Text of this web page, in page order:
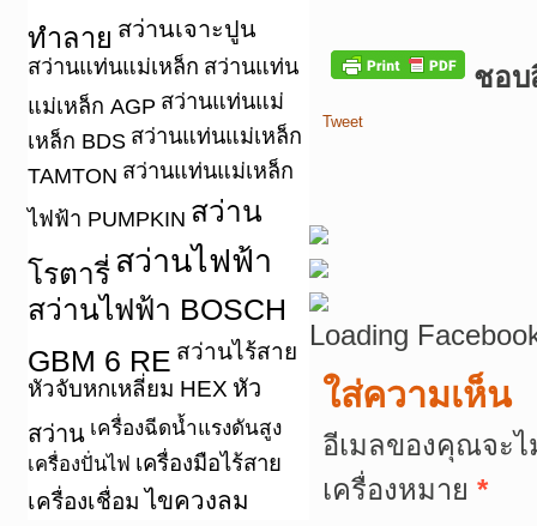
ทำลาย สว่านเจาะปูน
สว่านแท่นแม่เหล็ก สว่านแท่น
แม่เหล็ก AGP สว่านแท่นแม่
เหล็ก BDS สว่านแท่นแม่เหล็ก
TAMTON สว่านแท่นแม่เหล็ก
ไฟฟ้า PUMPKIN สว่าน
โรตารี่ สว่านไฟฟ้า
สว่านไฟฟ้า BOSCH
GBM 6 RE สว่านไร้สาย
หัวจับหกเหลี่ยม HEX หัว
สว่าน เครื่องฉีดน้ำแรงดันสูง
เครื่องปั่นไฟ เครื่องมือไร้สาย
เครื่องเชื่อม ไขควงลม
ชอบ
Tweet
Loading
ใส่ความเห็น
อีเมลของคุณจะ
เครื่องหมาย *